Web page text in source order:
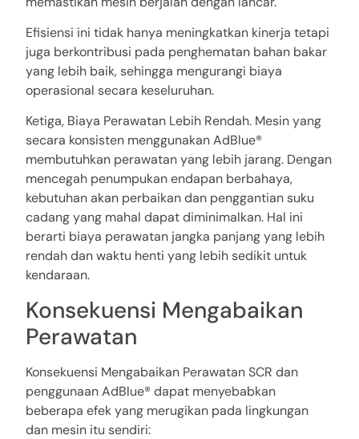
Efisiensi ini tidak hanya meningkatkan kinerja tetapi
juga berkontribusi pada penghematan bahan bakar
yang lebih baik, sehingga mengurangi biaya
operasional secara keseluruhan.
Ketiga, Biaya Perawatan Lebih Rendah. Mesin yang
secara konsisten menggunakan AdBlue®
membutuhkan perawatan yang lebih jarang. Dengan
mencegah penumpukan endapan berbahaya,
kebutuhan akan perbaikan dan penggantian suku
cadang yang mahal dapat diminimalkan. Hal ini
berarti biaya perawatan jangka panjang yang lebih
rendah dan waktu henti yang lebih sedikit untuk
kendaraan.
Konsekuensi Mengabaikan
Perawatan
Konsekuensi Mengabaikan Perawatan SCR dan
penggunaan AdBlue® dapat menyebabkan
beberapa efek yang merugikan pada lingkungan
dan mesin itu sendiri: